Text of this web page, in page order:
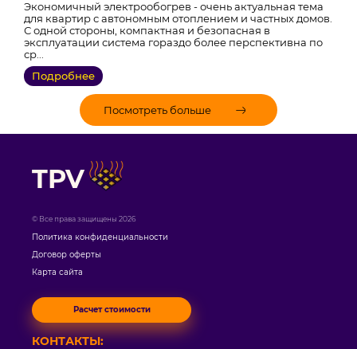
Экономичный электрообогрев - очень актуальная тема
для квартир с автономным отоплением и частных домов.
С одной стороны, компактная и безопасная в
эксплуатации система гораздо более перспективна по
ср...
Подробнее
Посмотреть больше
TPV
© Все права защищены 2026
Политика конфиденциальности
Договор оферты
Карта сайта
Расчет стоимости
КОНТАКТЫ: